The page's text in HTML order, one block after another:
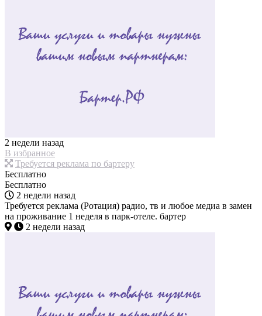
2 недели назад
В избранное
Требуется реклама по бартеру
Бесплатно
Бесплатно
2 недели назад
Требуется реклама (Ротация) радио, тв и любое медиа в замен
на проживание 1 неделя в парк-отеле. бартер
2 недели назад